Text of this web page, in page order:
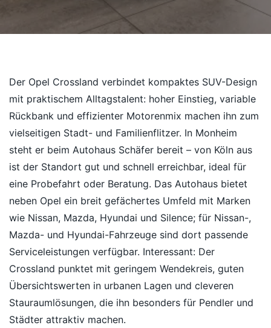
Der Opel Crossland verbindet kompaktes SUV-Design
mit praktischem Alltagstalent: hoher Einstieg, variable
Rückbank und effizienter Motorenmix machen ihn zum
vielseitigen Stadt- und Familienflitzer. In Monheim
steht er beim Autohaus Schäfer bereit – von Köln aus
ist der Standort gut und schnell erreichbar, ideal für
eine Probefahrt oder Beratung. Das Autohaus bietet
neben Opel ein breit gefächertes Umfeld mit Marken
wie Nissan, Mazda, Hyundai und Silence; für Nissan-,
Mazda- und Hyundai-Fahrzeuge sind dort passende
Serviceleistungen verfügbar. Interessant: Der
Crossland punktet mit geringem Wendekreis, guten
Übersichtswerten in urbanen Lagen und cleveren
Stauraumlösungen, die ihn besonders für Pendler und
Städter attraktiv machen.